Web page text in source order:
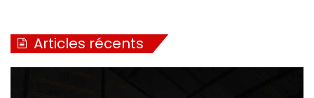
Articles récents